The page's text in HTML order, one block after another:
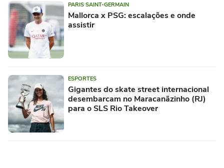
PARIS SAINT-GERMAIN
Mallorca x PSG: escalações e onde
assistir
ESPORTES
Gigantes do skate street internacional
desembarcam no Maracanãzinho (RJ)
para o SLS Rio Takeover